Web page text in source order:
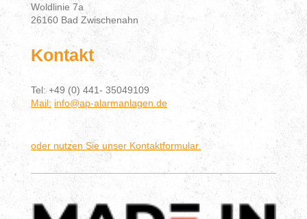
Woldlinie 7a
26160 Bad Zwischenahn
Kontakt
Tel: +49 (0) 441- 35049109
Mail: info@ap-alarmanlagen.de
oder nutzen Sie unser Kontaktformular.